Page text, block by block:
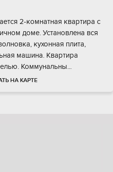
2-комнатная квартира с
доме. Установлена вся
кухонная плита,
машина. Квартира
Коммунальны...
НА КАРТЕ